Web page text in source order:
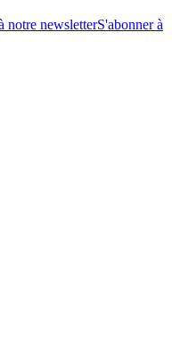
notre newsletterS'abonner à